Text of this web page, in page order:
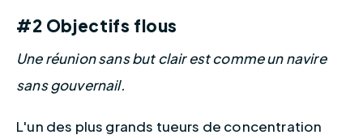
#2 Objectifs flous
Une réunion sans but clair est comme un navire
sans gouvernail.
L'un des plus grands tueurs de concentration